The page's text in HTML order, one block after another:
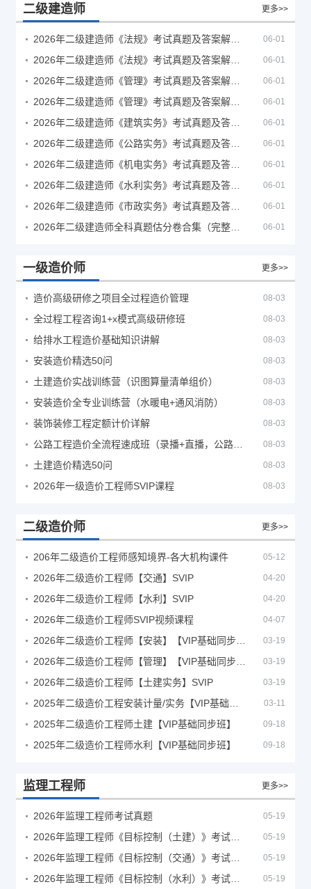
二级建造师 更多>>
06-01
06-01
06-01
06-01
06-01
06-01
06-01
06-01
06-01
06-01
一级造价师 更多>>
造价高级研修之项目全过程造价管理 08-03
全过程工程咨询1+x模式高级研修班 08-03
给排水工程造价基础知识讲解 08-03
安装造价精选50问 08-03
土建造价实战训练营（识图算量清单组价） 08-03
安装造价全专业训练营（水暖电+通风消防） 08-03
装饰装修工程定额计价详解 08-03
08-03
土建造价精选50问 08-03
2026年一级造价工程师SVIP课程 08-03
二级造价师 更多>>
206年二级造价工程师感知境界-各大机构课件 05-12
2026年二级造价工程师【交通】SVIP 04-20
2026年二级造价工程师【水利】SVIP 04-20
2026年二级造价工程师SVIP视频课程 04-07
03-19
03-19
2026年二级造价工程师【土建实务】SVIP 03-19
03-11
2025年二级造价工程师土建【VIP基础同步班】 09-18
2025年二级造价工程师水利【VIP基础同步班】 09-18
监理工程师 更多>>
2026年监理工程师考试真题 05-19
05-19
05-19
05-19